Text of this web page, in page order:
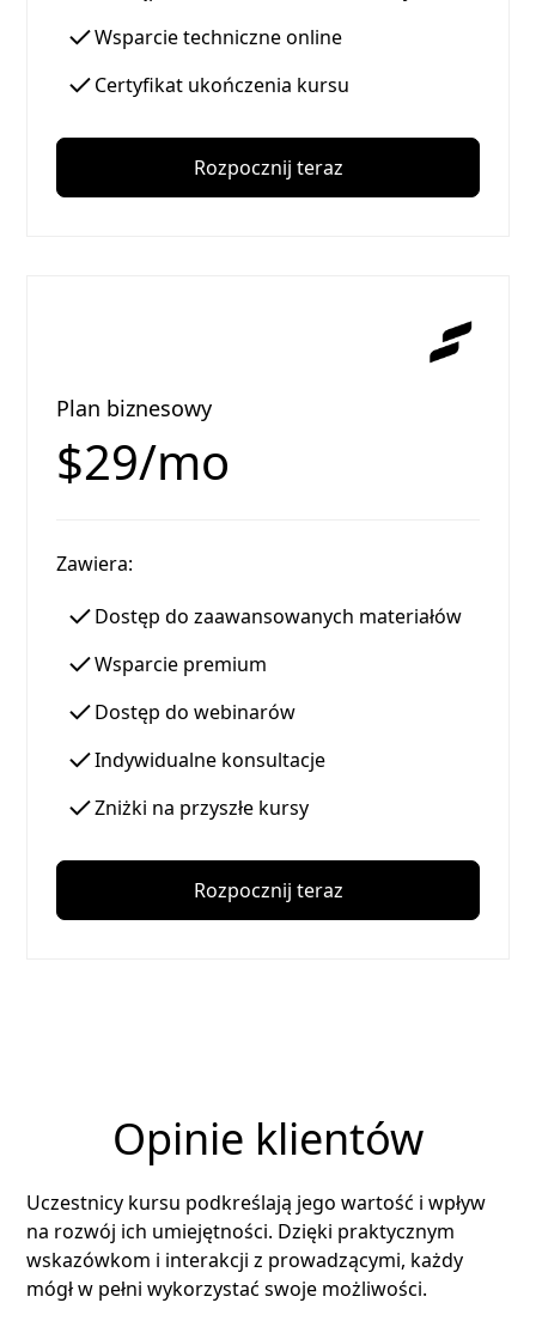
Wsparcie techniczne online
Certyfikat ukończenia kursu
Rozpocznij teraz
Plan biznesowy
$29/mo
Zawiera:
Dostęp do zaawansowanych materiałów
Wsparcie premium
Dostęp do webinarów
Indywidualne konsultacje
Zniżki na przyszłe kursy
Rozpocznij teraz
Opinie klientów
Uczestnicy kursu podkreślają jego wartość i wpływ
na rozwój ich umiejętności. Dzięki praktycznym
wskazówkom i interakcji z prowadzącymi, każdy
mógł w pełni wykorzystać swoje możliwości.